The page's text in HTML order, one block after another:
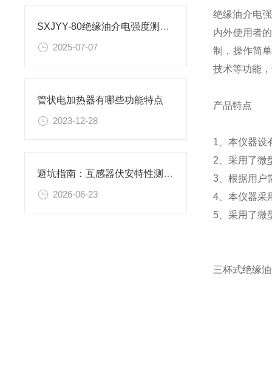
SXJYY-80绝缘油介电强度测试仪现场试验操作方法
2025-07-07
管状电加热器有哪些功能特点
2023-12-28
避坑指南：互感器伏安特性测试仪怎么选择？认准上海胜绪
2026-06-23
绝缘油介电
内外使用者
制，操作简
技术等功能
产品特点
1、本仪器设
2、采用了微
3、根据用户
4、本仪器采
5、采用了微
三杯式绝缘